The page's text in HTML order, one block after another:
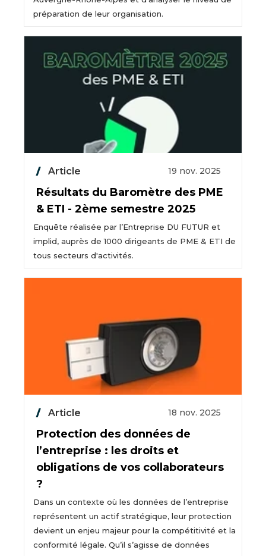
préparation de leur organisation.
Article 19 nov. 2025
Résultats du Baromètre des PME
& ETI - 2ème semestre 2025
Enquête réalisée par l’Entreprise DU FUTUR et
implid, auprès de 1000 dirigeants de PME & ETI de
tous secteurs d'activités.
Article 18 nov. 2025
Protection des données de
l’entreprise : les droits et
obligations de vos collaborateurs
?
Dans un contexte où les données de l’entreprise
représentent un actif stratégique, leur protection
devient un enjeu majeur pour la compétitivité et la
conformité légale. Qu’il s’agisse de données